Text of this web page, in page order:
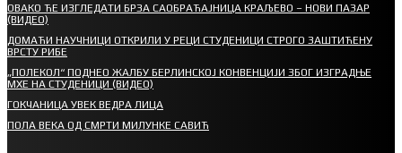
ОВАКО ЋЕ ИЗГЛЕДАТИ БРЗА САОБРАЋАЈНИЦА КРАЉЕВО – НОВИ ПАЗАР
(ВИДЕО)
ДОМАЋИ НАУЧНИЦИ ОТКРИЛИ У РЕЦИ СТУДЕНИЦИ СТРОГО ЗАШТИЋЕНУ
ВРСТУ РИБЕ
„ПОЛЕКОЛ“ ПОДНЕО ЖАЛБУ БЕРЛИНСКОЈ КОНВЕНЦИЈИ ЗБОГ ИЗГРАДЊЕ
МХЕ НА СТУДЕНИЦИ (ВИДЕО)
ГОКЧАНИЦА УВЕК ВЕДРА ЛИЦА
ПОЛА ВЕКА ОД СМРТИ МИЛУНКЕ САВИЋ